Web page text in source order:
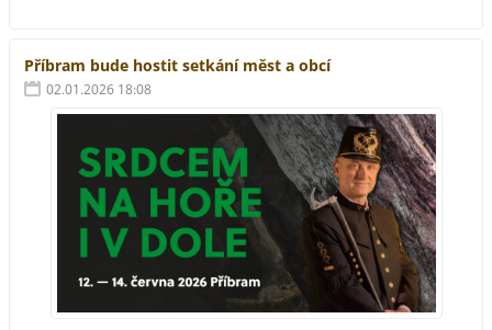
Příbram bude hostit setkání měst a obcí
02.01.2026 18:08